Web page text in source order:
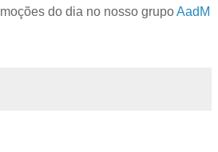
do dia no nosso grupoAadM